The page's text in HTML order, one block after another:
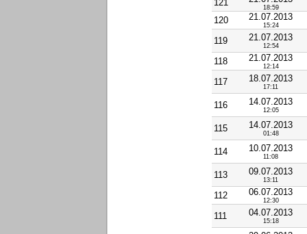
121 18:59
120 21.07.2013
15:24
119 21.07.2013
12:54
118 21.07.2013
12:14
117 18.07.2013
17:11
116 14.07.2013
12:05
115 14.07.2013
01:48
114 10.07.2013
11:08
113 09.07.2013
13:11
112 06.07.2013
12:30
111 04.07.2013
15:18